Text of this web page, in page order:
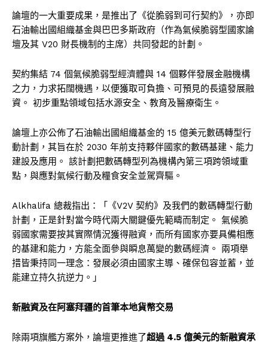
論壇的一大重要成果，是推出了《從脆弱到可行契約》，亦即
石油輸出國組織基金與巴巴多斯政府（作為氣候脆弱型國家論
壇及其 V20 財長機制的主席）共同發起的計劃。
契約集結 74 個氣候脆弱型經濟體與 14 個夥伴發展金融機構
之力，力求拓闊機遇，以便獲取可負擔、可預見的長遠發展融
資。 初步重點領域包括水源安全、教育及醫療衛生。
論壇上亦公佈了石油輸出國組織基金的 15 億美元數碼轉型行
動計劃，其旨在於 2030 年前支持夥伴國家的數碼基建、能力
建設及應用。 該計劃把數碼轉型列為機構內第三項跨領域重
點，與應對氣候行動及糧食安全並駕齊驅。
Alkhalifa 總裁指出：「《V2V 契約》及我們的數碼轉型行動
計劃，正是針對當今時代兩大關鍵優先範疇而制定。 氣候脆
弱國家需要按其實際情況獲得融資，而所有國家亦要具備相應
的基建和能力，方能全面參與瞬息萬變的數碼經濟。 兩項舉
措皆秉持同一理念：發展必須由國家主導、確保包容並蓄，並
能建立持久抗逆力。」
新融資及在阿塞拜疆的首筆本地貨幣交易
除兩項旗艦方案外，論壇更推進了超過 4.5 億美元的新融資承